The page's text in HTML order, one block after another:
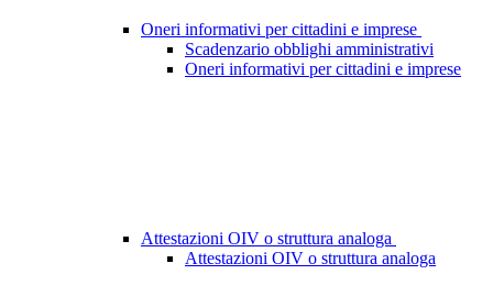
Oneri informativi per cittadini e imprese
Scadenzario obblighi amministrativi
Oneri informativi per cittadini e imprese
Attestazioni OIV o struttura analoga
Attestazioni OIV o struttura analoga